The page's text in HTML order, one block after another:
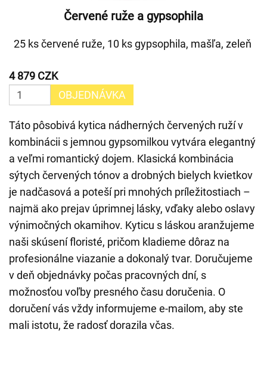
Červené ruže a gypsophila
25 ks červené ruže, 10 ks gypsophila, mašľa, zeleň
4 879 CZK
OBJEDNÁVKA
Táto pôsobivá kytica nádherných červených ruží v
kombinácii s jemnou gypsomilkou vytvára elegantný
a veľmi romantický dojem. Klasická kombinácia
sýtych červených tónov a drobných bielych kvietkov
je nadčasová a poteší pri mnohých príležitostiach –
najmä ako prejav úprimnej lásky, vďaky alebo oslavy
výnimočných okamihov. Kyticu s láskou aranžujeme
naši skúsení floristé, pričom kladieme dôraz na
profesionálne viazanie a dokonalý tvar. Doručujeme
v deň objednávky počas pracovných dní, s
možnosťou voľby presného času doručenia. O
doručení vás vždy informujeme e-mailom, aby ste
mali istotu, že radosť dorazila včas.